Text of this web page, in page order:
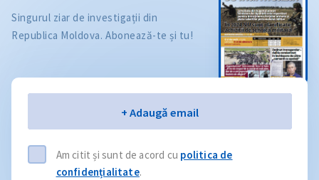
Singurul ziar de investigații din
Republica Moldova. Abonează-te și tu!
+ Adaugă email
Am citit și sunt de acord cu politica de
confidențialitate.